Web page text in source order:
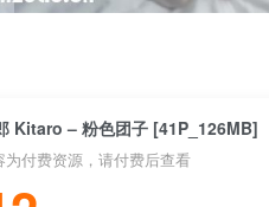
Kitaro – 粉色团子 [41P_126MB]
为付费资源，请付费后查看